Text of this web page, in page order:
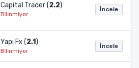
Capital Trader (2.2)
Bilinmiyor
İncele
Yapı Fx (2.1)
Bilinmiyor
İncele